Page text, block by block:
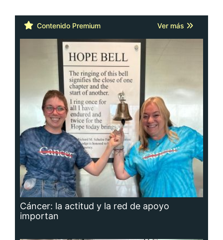
Contenido Premium Ver más
Cáncer: la actitud y la red de apoyo
importan